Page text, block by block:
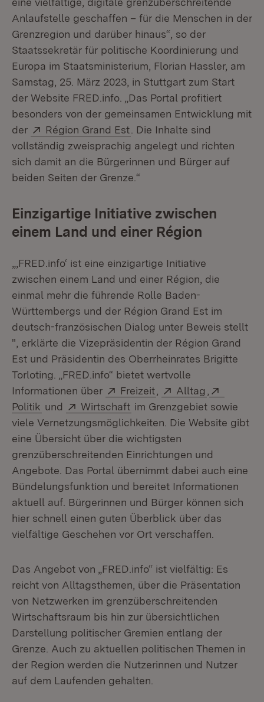
Anlaufstelle geschaffen – für die Menschen in der
Grenzregion und darüber hinaus“, so der
Staatssekretär für politische Koordinierung und
Europa im Staatsministerium, Florian Hassler, am
Samstag, 25. März 2023, in Stuttgart zum Start
der Website FRED.info. „Das Portal profitiert
besonders von der gemeinsamen Entwicklung mit
der
Extern:
Région Grand Est (Öffnet in neuem Fenster)
. Die Inhalte sind
vollständig zweisprachig angelegt und richten
sich damit an die Bürgerinnen und Bürger auf
beiden Seiten der Grenze.“
Einzigartige Initiative zwischen
einem Land und einer Région
„,FRED.info‘ ist eine einzigartige Initiative
zwischen einem Land und einer Région, die
einmal mehr die führende Rolle Baden-
Württembergs und der Région Grand Est im
deutsch-französischen Dialog unter Beweis stellt
", erklärte die Vizepräsidentin der Région Grand
Est und Präsidentin des Oberrheinrates Brigitte
Torloting. „FRED.info“ bietet wertvolle
Informationen über
Extern:
Freizeit (Öffnet in neuem
Extern:
Alltag (Öffnet in
Politik (Öffnet in neuem Fenster)
und Extern:
Wirtschaft (Öffnet in neuem Fenster)
im Grenzgebiet sowie
viele Vernetzungsmöglichkeiten. Die Website gibt
eine Übersicht über die wichtigsten
grenzüberschreitenden Einrichtungen und
Angebote. Das Portal übernimmt dabei auch eine
Bündelungsfunktion und bereitet Informationen
aktuell auf. Bürgerinnen und Bürger können sich
hier schnell einen guten Überblick über das
vielfältige Geschehen vor Ort verschaffen.
Das Angebot von „FRED.info“ ist vielfältig: Es
reicht von Alltagsthemen, über die Präsentation
von Netzwerken im grenzüberschreitenden
Wirtschaftsraum bis hin zur übersichtlichen
Darstellung politischer Gremien entlang der
Grenze. Auch zu aktuellen politischen Themen in
der Region werden die Nutzerinnen und Nutzer
auf dem Laufenden gehalten.